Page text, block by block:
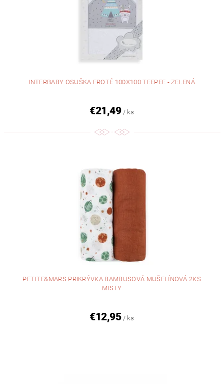
INTERBABY OSUŠKA FROTÉ 100X100 TEEPEE - ZELENÁ
€21,49 / ks
PETITE&MARS PRIKRÝVKA BAMBUSOVÁ MUŠELÍNOVÁ 2KS
MISTY
€12,95 / ks